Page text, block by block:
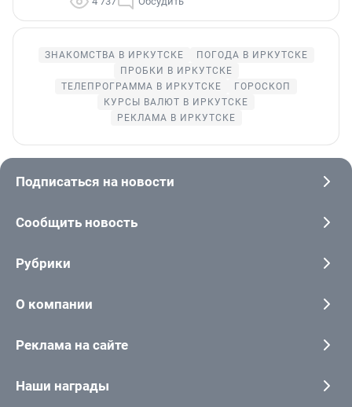
ЗНАКОМСТВА В ИРКУТСКЕ
ПОГОДА В ИРКУТСКЕ
ПРОБКИ В ИРКУТСКЕ
ТЕЛЕПРОГРАММА В ИРКУТСКЕ
ГОРОСКОП
КУРСЫ ВАЛЮТ В ИРКУТСКЕ
РЕКЛАМА В ИРКУТСКЕ
Подписаться на новости
Сообщить новость
Рубрики
О компании
Реклама на сайте
Наши награды